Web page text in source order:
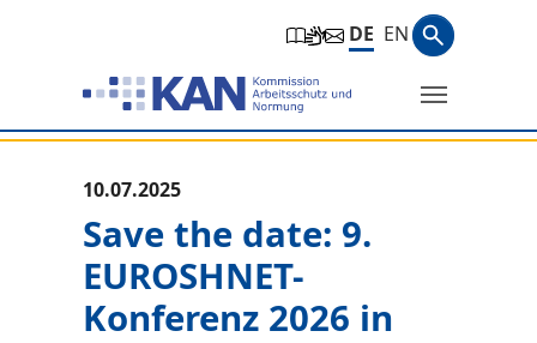
DE EN
Suche
10.07.2025
Save the date: 9.
EUROSHNET-
Konferenz 2026 in